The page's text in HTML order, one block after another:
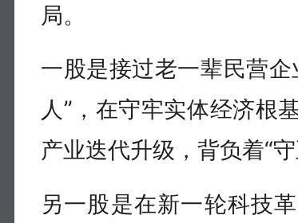
局。
一股是接过老一辈民营
人”，在守牢实体经济根
产业迭代升级，背负着“
另一股是在新一轮科技